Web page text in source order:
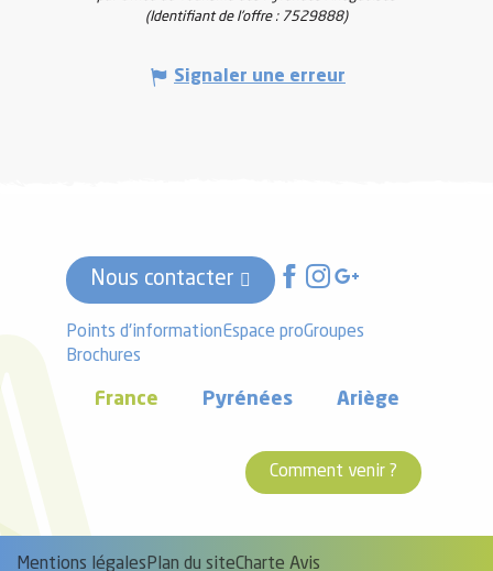
(Identifiant de l'offre : 7529888)
Signaler une erreur
Nous contacter
Points d'informationEspace proGroupes
Brochures
France Pyrénées Ariège
Comment venir ?
Mentions légales Plan du siteCharte Avis